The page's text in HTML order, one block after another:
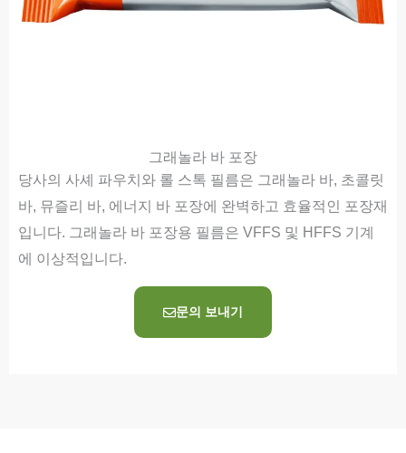
그래놀라 바 포장
당사의 사셰 파우치와 롤 스톡 필름은 그래놀라 바, 초콜릿
바, 뮤즐리 바, 에너지 바 포장에 완벽하고 효율적인 포장재
입니다. 그래놀라 바 포장용 필름은 VFFS 및 HFFS 기계
에 이상적입니다.
문의 보내기